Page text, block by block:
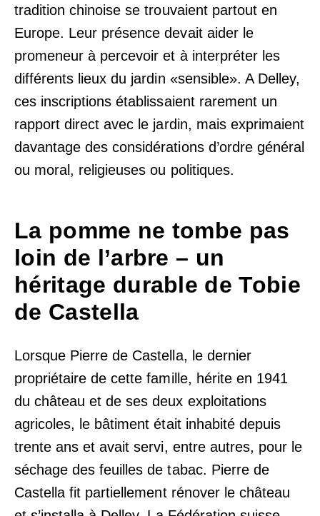
tradition chinoise se trouvaient partout en
Europe. Leur présence devait aider le
promeneur à percevoir et à interpréter les
différents lieux du jardin «sensible». A Delley,
ces inscriptions établissaient rarement un
rapport direct avec le jardin, mais exprimaient
davantage des considérations d’ordre général
ou moral, religieuses ou politiques.
La pomme ne tombe pas
loin de l’arbre – un
héritage durable de Tobie
de Castella
Lorsque Pierre de Castella, le dernier
propriétaire de cette famille, hérite en 1941
du château et de ses deux exploitations
agricoles, le bâtiment était inhabité depuis
trente ans et avait servi, entre autres, pour le
séchage des feuilles de tabac. Pierre de
Castella fit partiellement rénover le château